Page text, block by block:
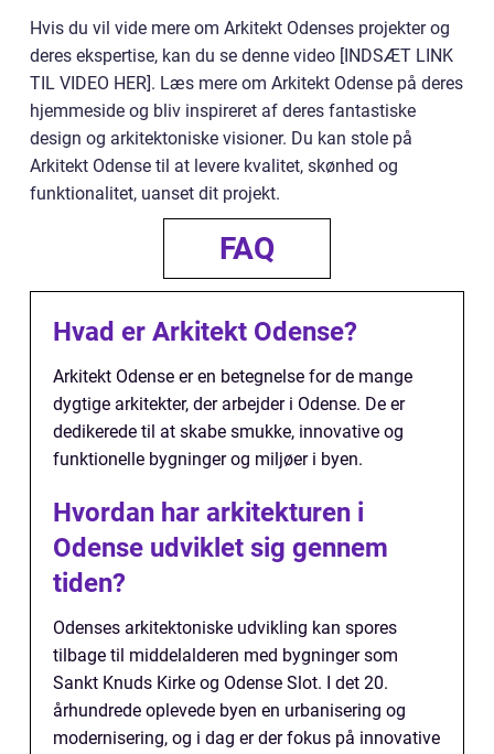
Hvis du vil vide mere om Arkitekt Odenses projekter og
deres ekspertise, kan du se denne video [INDSÆT LINK
TIL VIDEO HER]. Læs mere om Arkitekt Odense på deres
hjemmeside og bliv inspireret af deres fantastiske
design og arkitektoniske visioner. Du kan stole på
Arkitekt Odense til at levere kvalitet, skønhed og
funktionalitet, uanset dit projekt.
FAQ
Hvad er Arkitekt Odense?
Arkitekt Odense er en betegnelse for de mange
dygtige arkitekter, der arbejder i Odense. De er
dedikerede til at skabe smukke, innovative og
funktionelle bygninger og miljøer i byen.
Hvordan har arkitekturen i
Odense udviklet sig gennem
tiden?
Odenses arkitektoniske udvikling kan spores
tilbage til middelalderen med bygninger som
Sankt Knuds Kirke og Odense Slot. I det 20.
århundrede oplevede byen en urbanisering og
modernisering, og i dag er der fokus på innovative